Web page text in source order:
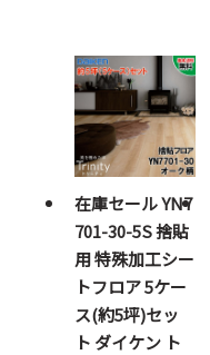
在庫セール YN7
701-30-5S 捨貼
用 特殊加工シー
トフロア 5ケー
ス(約5坪)セッ
ト ダイケン ト